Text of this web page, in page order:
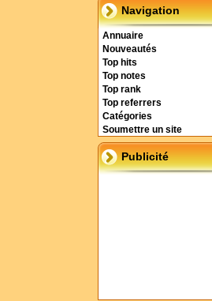
Navigation
Annuaire
Nouveautés
Top hits
Top notes
Top rank
Top referrers
Catégories
Soumettre un site
Publicité